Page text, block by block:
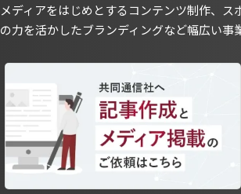
ディアをはじめとするコンテンツ制作、
力を活かしたブランディングなど幅広い事